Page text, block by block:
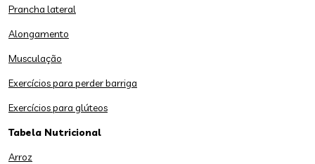
Prancha lateral
Alongamento
Musculação
Exercícios para perder barriga
Exercícios para glúteos
Tabela Nutricional
Arroz